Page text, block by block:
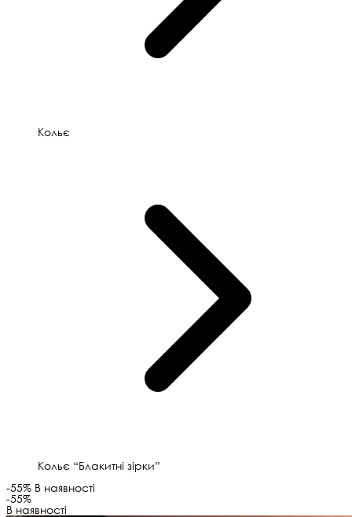
Кольє
Кольє “Блакитні зірки”
-55% В наявності
-55%
В наявності